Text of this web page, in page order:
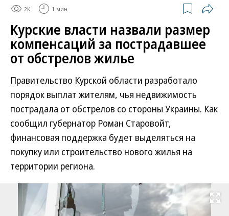
2K 1 мин.
Курские власти назвали размер
компенсаций за пострадавшее
от обстрелов жилье
Правительство Курской области разработало
порядок выплат жителям, чья недвижимость
пострадала от обстрелов со стороны Украины. Как
сообщил губернатор Роман Старовойт,
финансовая поддержка будет выделяться на
покупку или строительство нового жилья на
территории региона.
Развернуть